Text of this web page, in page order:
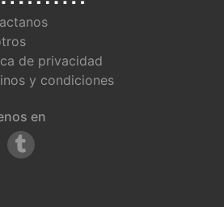
de privacidad
y condiciones
en